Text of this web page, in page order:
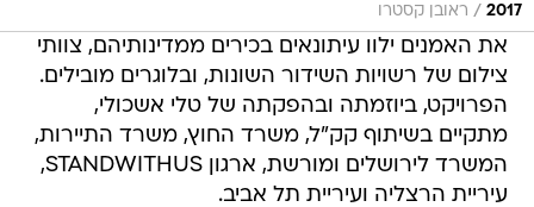
2017
/ ראובן קסטרו
את האמנים ילוו עיתונאים בכירים ממדינותיהם, צוותי
צילום של רשויות השידור השונות, ובלוגרים מובילים.
הפרויקט, ביוזמתה ובהפקתה של טלי אשכולי,
מתקיים בשיתוף קק"ל, משרד החוץ, משרד התיירות,
המשרד לירושלים ומורשת, ארגון STANDWITHUS,
עיריית הרצליה ועיריית תל אביב.